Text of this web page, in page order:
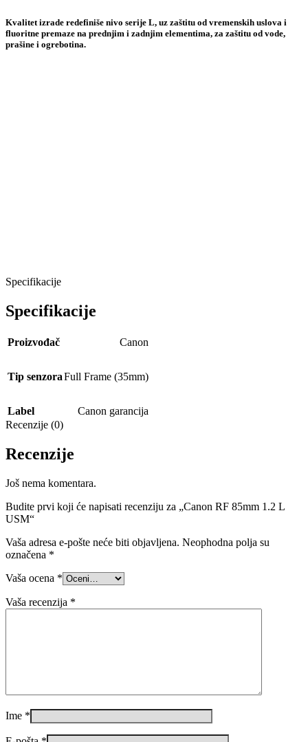
Kvalitet izrade redefiniše nivo serije L, uz zaštitu od vremenskih uslova i
fluoritne premaze na prednjim i zadnjim elementima, za zaštitu od vode,
prašine i ogrebotina.
Specifikacije
Specifikacije
Proizvođač Canon
Tip senzoraFull Frame (35mm)
Label
Canon garancija
Recenzije (0)
Recenzije
Još nema komentara.
Budite prvi koji će napisati recenziju za „Canon RF 85mm 1.2 L
USM“
Vaša adresa e-pošte neće biti objavljena. Neophodna polja su
označena *
Vaša ocena *
Vaša recenzija *
Ime *